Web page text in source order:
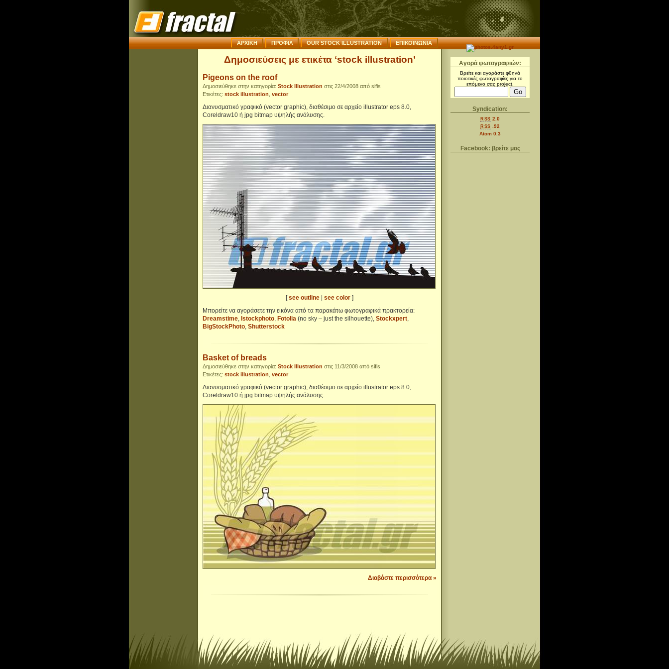
ΑΡΧΙΚΗ ΠΡΟΦΙΛ OUR STOCK ILLUSTRATION ΕΠΙΚΟΙΝΩΝΙΑ
Δημοσιεύσεις με ετικέτα ‘stock illustration’
Pigeons on the roof
Δημοσιεύθηκε στην κατηγορία: Stock Illustration στις 22/4/2008 από sifis
Ετικέτες: stock illustration vector
Διανυσματικό γραφικό (vector graphic), διαθέσιμο σε αρχείο illustrator eps 8.0,
Coreldraw10 ή jpg bitmap υψηλής ανάλυσης.
[see outline see color ]
Μπορείτε να αγοράσετε την εικόνα από τα παρακάτω φωτογραφικά πρακτορεία:
Dreamstime, Istockphoto, Fotolia (no sky – just the silhouette), Stockxpert,
BigStockPhoto, Shutterstock
Basket of breads
Δημοσιεύθηκε στην κατηγορία: Stock Illustration στις 11/3/2008 από sifis
Ετικέτες: stock illustration vector
Διανυσματικό γραφικό (vector graphic), διαθέσιμο σε αρχείο illustrator eps 8.0,
Coreldraw10 ή jpg bitmap υψηλής ανάλυσης.
Διαβάστε περισσότερα »
Αγορά φωτογραφιών:
Βρείτε και αγοράστε φθηνά
ποιοτικές φωτογραφίες για το
επόμενο σας project.
Syndication:
RSS 2.0
RSS
.92
Atom 0.3
Facebook: βρείτε μας